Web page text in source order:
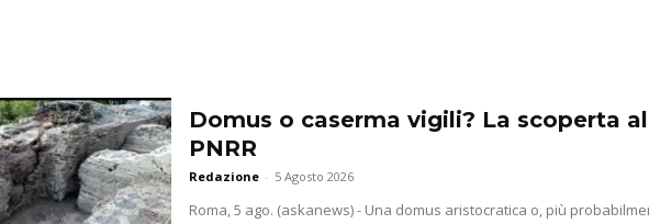
Domus o caserma vigili? La scoperta
PNRR
Redazione - 5 Agosto 2026
Roma, 5 ago. (askanews) - Una domus aristocratica o, più